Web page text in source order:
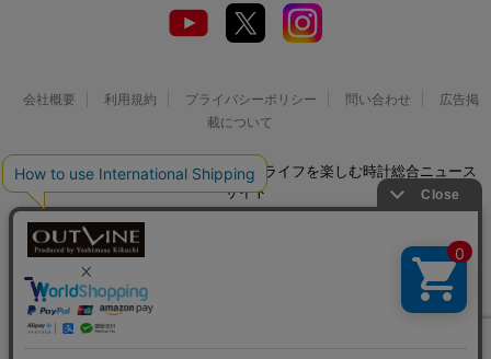
会社概要 利用規約 プライバシーポリシー 問い合わせ
広告掲
載について
© 2026 Watch LIFE NEWS｜ウオッチライフを楽しむ時計総合ニュース
サイト